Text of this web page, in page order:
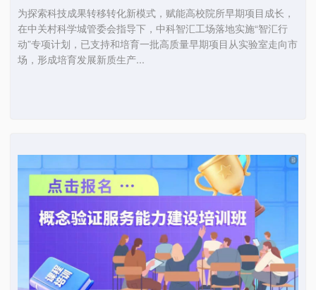
为探索科技成果转移转化新模式，赋能高校院所早期项目成长，
在中关村科学城管委会指导下，中科智汇工场落地实施“智汇行
动”专项计划，已支持和培育一批高质量早期项目从实验室走向市
场，形成培育发展新质生产...